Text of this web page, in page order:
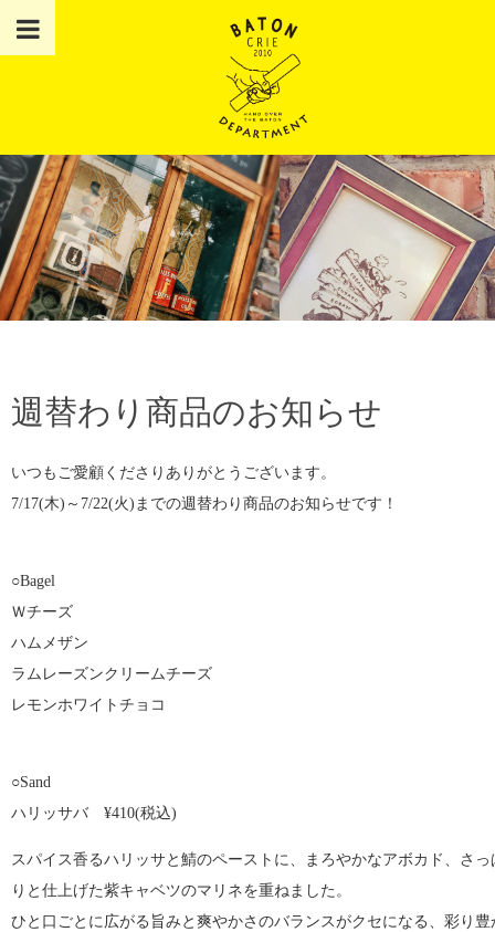
週替わり商品のお知らせ
いつもご愛顧くださりありがとうございます。
7/17(木)～7/22(火)までの週替わり商品のお知らせです！
○Bagel
Ｗチーズ
ハムメザン
ラムレーズンクリームチーズ
レモンホワイトチョコ
○Sand
ハリッサバ ¥410(税込)
スパイス香るハリッサと鯖のペーストに、まろやかなアボカド、さっ
りと仕上げた紫キャベツのマリネを重ねました。
ひと口ごとに広がる旨みと爽やかさのバランスがクセになる、彩り豊